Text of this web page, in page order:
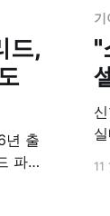
드,
년 출
파워
기
"
11